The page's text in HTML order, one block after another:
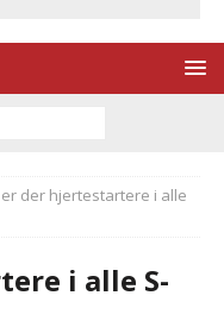
er der hjertestartere i alle
i alle S-